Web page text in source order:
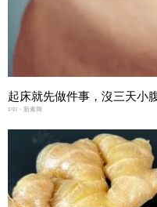
起床就先做件事，沒三天小
PR・新素簡